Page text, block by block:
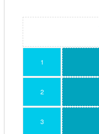
1
2
3